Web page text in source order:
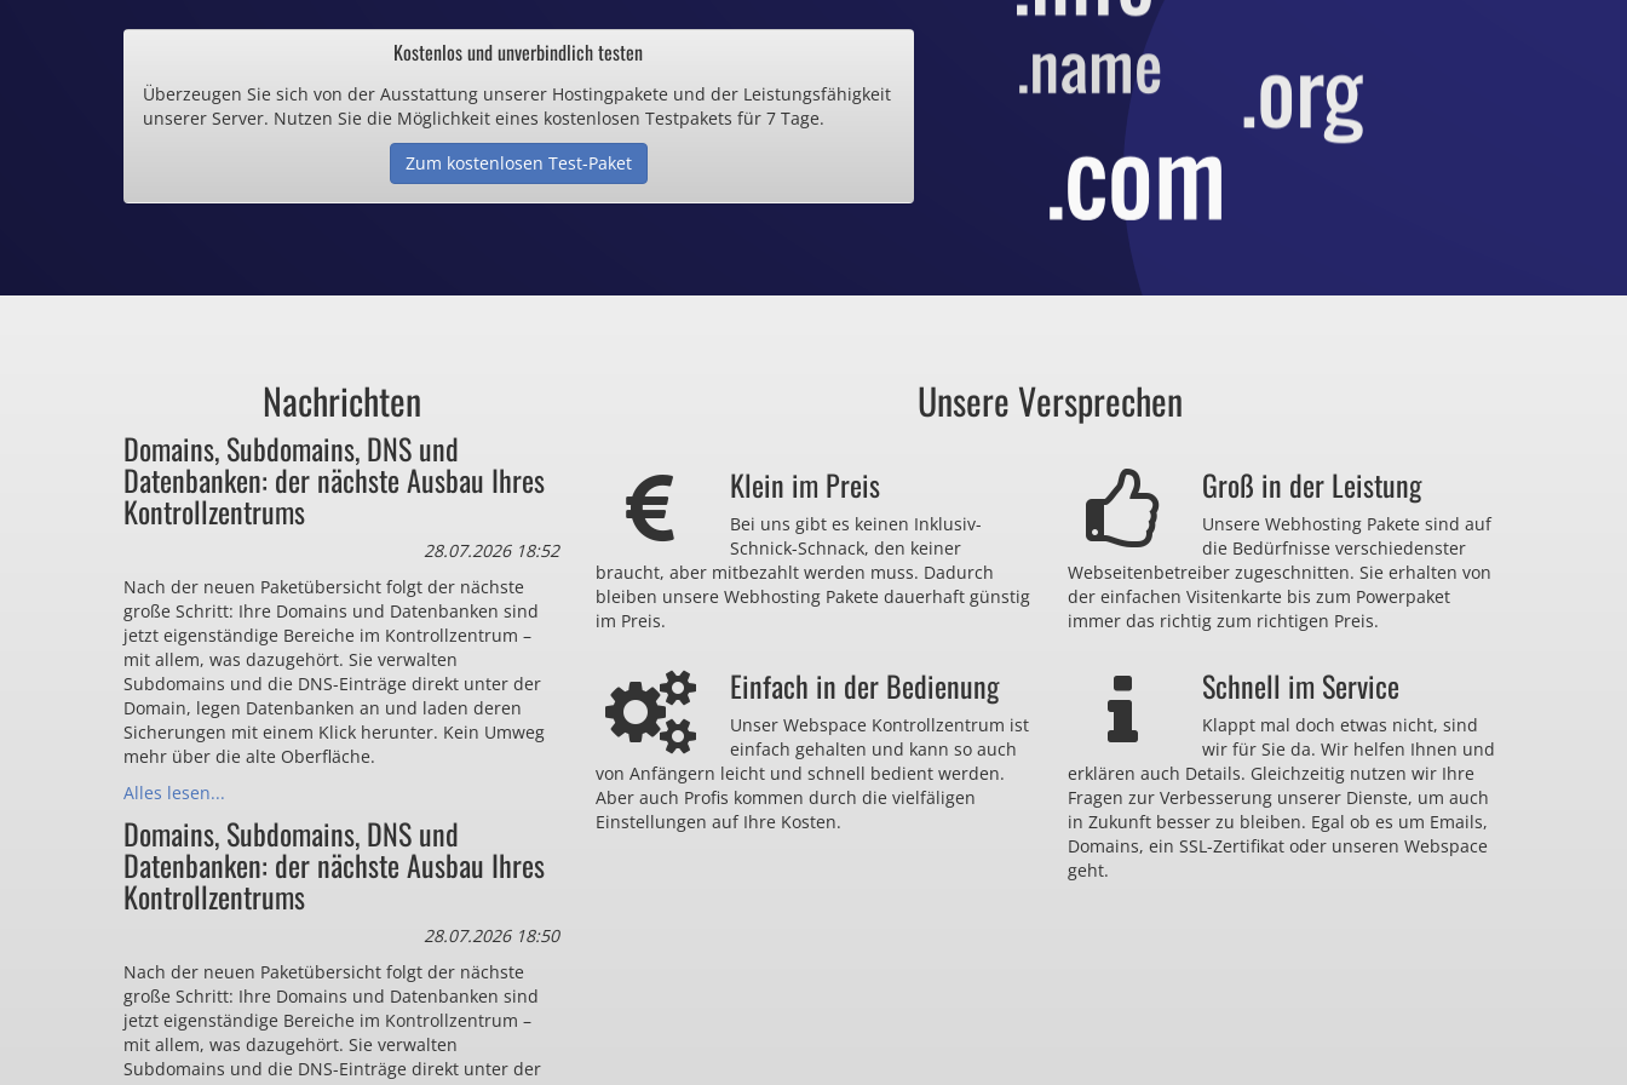
.de und .eu schon ab 0,70€ / Monat
Inklusive .de Domain
Webspace ab 1,25€ / Monat
Günstige SSL-Zertifikate
Bezahlen Sie auch zu viel
für Dinge, die sie gar nicht brauchen?
Kostenlos und unverbindlich testen
Überzeugen Sie sich von der Ausstattung unserer Hostingpakete und der Leistungsfähigkeit
unserer Server. Nutzen Sie die Möglichkeit eines kostenlosen Testpakets für 7 Tage.
Zum kostenlosen Test-Paket
Nachrichten
Domains, Subdomains, DNS und
Datenbanken: der nächste Ausbau Ihres
Kontrollzentrums
28.07.2026 18:52
Nach der neuen Paketübersicht folgt der nächste
große Schritt: Ihre Domains und Datenbanken sind
jetzt eigenständige Bereiche im Kontrollzentrum –
mit allem, was dazugehört. Sie verwalten
Subdomains und die DNS-Einträge direkt unter der
Domain, legen Datenbanken an und laden deren
Sicherungen mit einem Klick herunter. Kein Umweg
mehr über die alte Oberfläche.
Alles lesen...
Domains, Subdomains, DNS und
Datenbanken: der nächste Ausbau Ihres
Kontrollzentrums
28.07.2026 18:50
Nach der neuen Paketübersicht folgt der nächste
große Schritt: Ihre Domains und Datenbanken sind
jetzt eigenständige Bereiche im Kontrollzentrum –
mit allem, was dazugehört. Sie verwalten
Subdomains und die DNS-Einträge direkt unter der
Unsere Versprechen
Klein im Preis
Bei uns gibt es keinen Inklusiv-
Schnick-Schnack, den keiner
braucht, aber mitbezahlt werden muss. Dadurch
bleiben unsere Webhosting Pakete dauerhaft günstig
im Preis.
Groß in der Leistung
Unsere Webhosting Pakete sind auf
die Bedürfnisse verschiedenster
Webseitenbetreiber zugeschnitten. Sie erhalten von
der einfachen Visitenkarte bis zum Powerpaket
immer das richtig zum richtigen Preis.
Einfach in der Bedienung
Unser Webspace Kontrollzentrum ist
einfach gehalten und kann so auch
von Anfängern leicht und schnell bedient werden.
Aber auch Profis kommen durch die vielfäligen
Einstellungen auf Ihre Kosten.
Schnell im Service
Klappt mal doch etwas nicht, sind
wir für Sie da. Wir helfen Ihnen und
erklären auch Details. Gleichzeitig nutzen wir Ihre
Fragen zur Verbesserung unserer Dienste, um auch
in Zukunft besser zu bleiben. Egal ob es um Emails,
Domains, ein SSL-Zertifikat oder unseren Webspace
geht.